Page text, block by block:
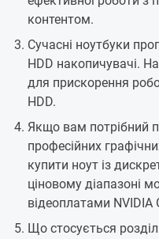
контентом.
Сучасні ноутбуки
HDD накопичувачі.
для прискорення
HDD.
Якщо вам потрібний
професійних
купити ноут із
ціновому діапазоні
відеоплатами NVIDIA
Що стосується